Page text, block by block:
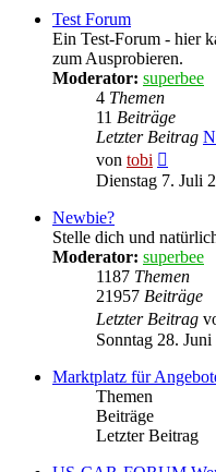
Test Forum
Ein Test-Forum - hier
zum Ausprobieren.
Moderator: superbee
4 Themen
11 Beiträge
Letzter Beitrag
von tobi
Beitrag
Dienstag 7. Juli
Newbie?
Stelle dich und
Moderator: superbee
1187 Themen
21957 Beiträge
Letzter Beitrag
Sonntag 28. Juni
Marktplatz für
Themen
Beiträge
Letzter Beitrag